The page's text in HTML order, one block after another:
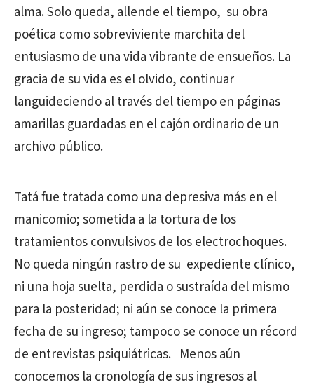
alma. Solo queda, allende el tiempo, su obra
poética como sobreviviente marchita del
entusiasmo de una vida vibrante de ensueños. La
gracia de su vida es el olvido, continuar
languideciendo al través del tiempo en páginas
amarillas guardadas en el cajón ordinario de un
archivo público.
Tatá fue tratada como una depresiva más en el
manicomio; sometida a la tortura de los
tratamientos convulsivos de los electrochoques.
No queda ningún rastro de su expediente clínico,
ni una hoja suelta, perdida o sustraída del mismo
para la posteridad; ni aún se conoce la primera
fecha de su ingreso; tampoco se conoce un récord
de entrevistas psiquiátricas. Menos aún
conocemos la cronología de sus ingresos al